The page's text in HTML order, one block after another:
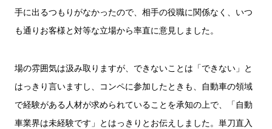
手に出るつもりがなかったので、相手の役職に関係なく、いつ
も通りお客様と対等な立場から率直に意見しました。
場の雰囲気は汲み取りますが、できないことは「できない」と
はっきり言いますし、コンペに参加したときも、自動車の領域
で経験がある人材が求められていることを承知の上で、「自動
車業界は未経験です」とはっきりとお伝えしました。単刀直入